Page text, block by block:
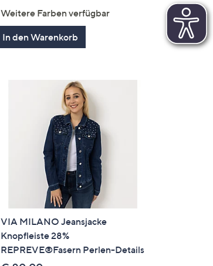
5
Weitere Farben verfügbar
In den Warenkorb
VIA MILANO Jeansjacke
Knopfleiste 28%
REPREVE®Fasern Perlen-Details